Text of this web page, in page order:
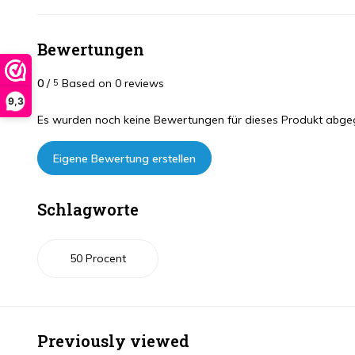
9,3
Bewertungen
0 / 5 Based on 0 reviews
Es wurden noch keine Bewertungen für dieses Produkt
Eigene Bewertung erstellen
Schlagworte
50 Procent
Previously viewed